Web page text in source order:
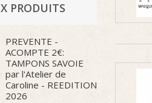
PRODUITS
PREVENTE -
ACOMPTE 2€:
TAMPONS SAVOIE
par l'Atelier de
Caroline - REEDITION
2026